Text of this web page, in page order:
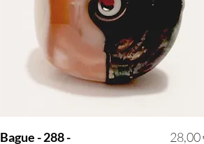
Bague - 288 - Prix
28,00